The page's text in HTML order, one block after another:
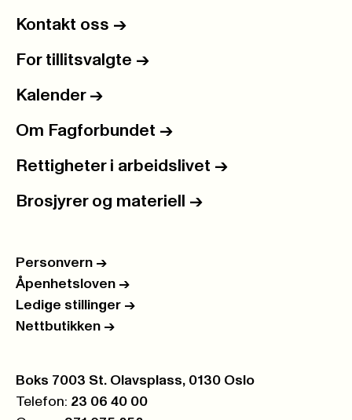
Kontakt oss ->
For tillitsvalgte ->
Kalender ->
Om Fagforbundet ->
Rettigheter i arbeidslivet ->
Brosjyrer og materiell ->
Personvern ->
Åpenhetsloven ->
Ledige stillinger ->
Nettbutikken ->
Postboks:
Boks 7003 St. Olavsplass, 0130 Oslo
Telefon: 23 06 40 00